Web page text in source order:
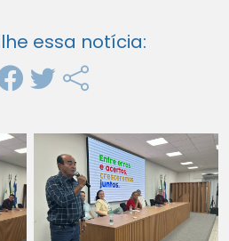
essa notícia: